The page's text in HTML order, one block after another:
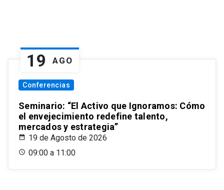
19 AGO
Conferencias
Seminario: “El Activo que Ignoramos: Cómo
el envejecimiento redefine talento,
mercados y estrategia”
19 de Agosto de 2026
09:00 a 11:00